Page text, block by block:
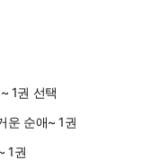
1권 선택
1권